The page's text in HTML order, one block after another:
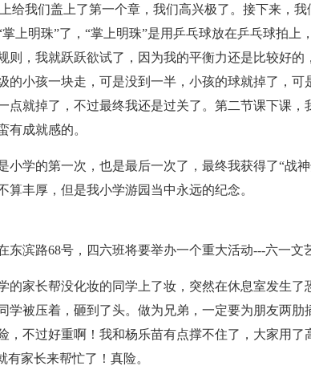
给我们盖上了第一个章，我们高兴极了。接下来，
上明珠”了，“掌上明珠”是用乒乓球放在乒乓球拍上
则，我就跃跃欲试了，因为我的平衡力还是比较好的
的小孩一块走，可是没到一半，小孩的球就掉了，可
点就掉了，不过最终我还是过关了。第二节课下课，
有成就感的。
小学的第一次，也是最后一次了，最终我获得了“战
丰厚，但是我小学游园当中永远的纪念。
东滨路68号，四六班将要举办一个重大活动---六一文
的家长帮没化妆的同学上了妆，突然在休息室发生了
学被压着，砸到了头。做为兄弟，一定要为朋友两肋
，不过好重啊！我和杨乐苗有点撑不住了，大家用了
家长来帮忙了！真险。